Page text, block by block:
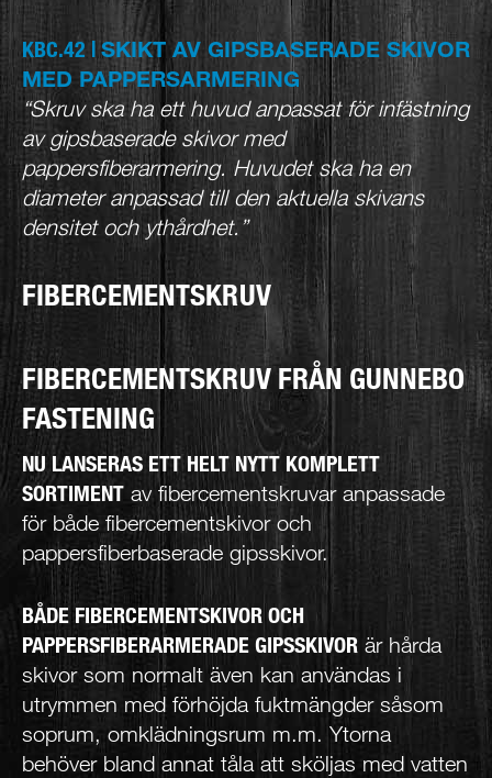
KBC.42 |SKIKT AV GIPSBASERADE SKIVOR
MED PAPPERSARMERING
“Skruv ska ha ett huvud anpassat för infästning
av gipsbaserade skivor med
pappersfiberarmering. Huvudet ska ha en
diameter anpassad till den aktuella skivans
densitet och ythårdhet.”
FIBERCEMENTSKRUV
FIBERCEMENTSKRUV FRÅN GUNNEBO
FASTENING
NU LANSERAS ETT HELT NYTT KOMPLETT
SORTIMENT av fibercementskruvar anpassade
för både fibercementskivor och
pappersfiberbaserade gipsskivor.
BÅDE FIBERCEMENTSKIVOR OCH
PAPPERSFIBERARMERADE GIPSSKIVOR är hårda
skivor som normalt även kan användas i
utrymmen med förhöjda fuktmängder såsom
soprum, omklädningsrum m.m. Ytorna
behöver bland annat tåla att sköljas med vatten